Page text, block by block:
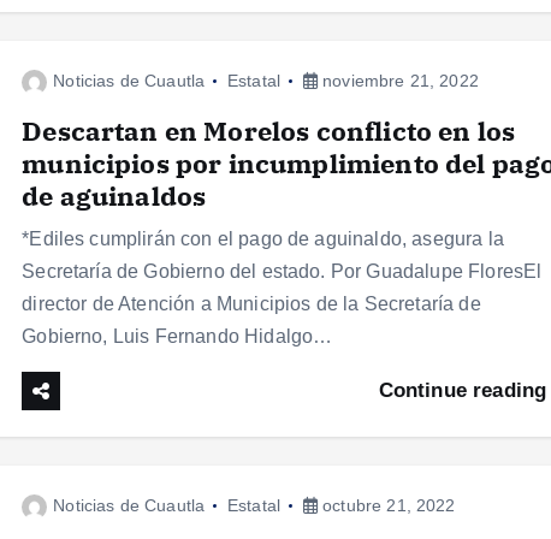
Noticias de Cuautla Estatal noviembre 21, 2022
Descartan en Morelos conflicto en los
municipios por incumplimiento del
de aguinaldos
*Ediles cumplirán con el pago de aguinaldo, asegura la
Secretaría de Gobierno del estado. Por Guadalupe FloresEl
director de Atención a Municipios de la Secretaría de
Gobierno, Luis Fernando Hidalgo…
Continue reading
Noticias de Cuautla Estatal octubre 21, 2022